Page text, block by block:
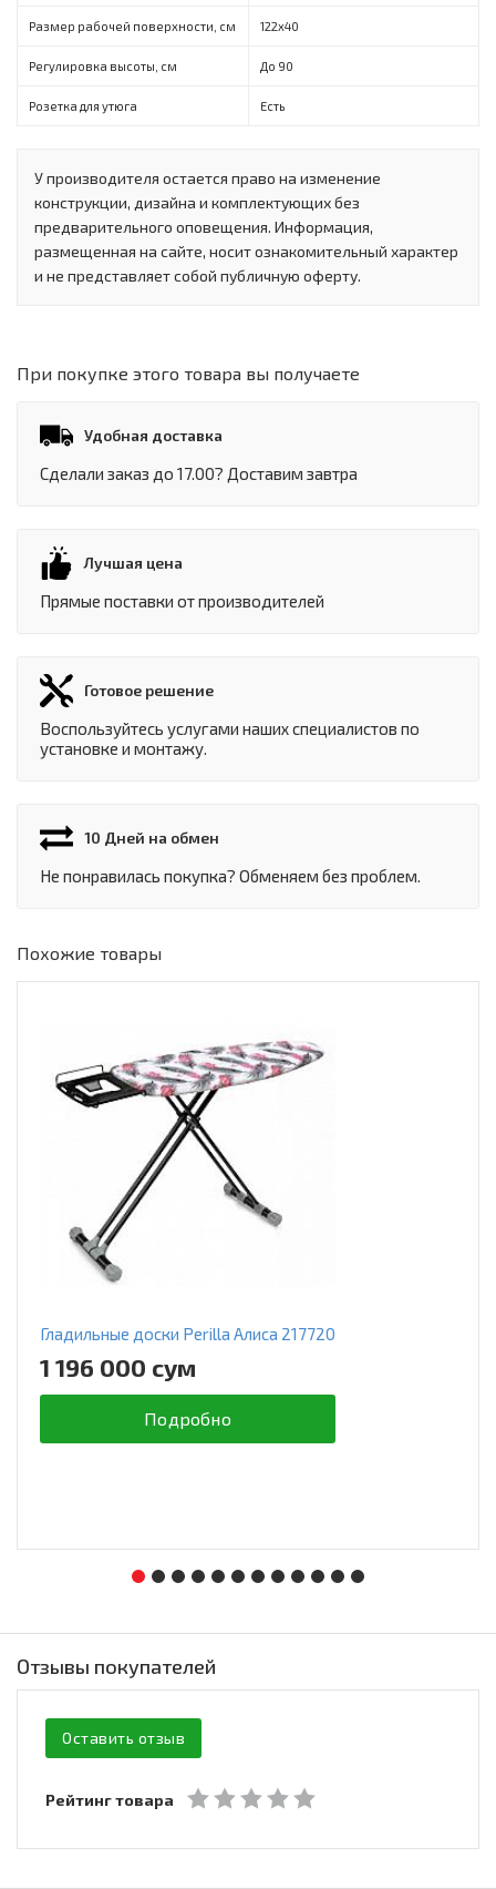
Размер рабочей поверхности, см 122х40
Регулировка высоты, см До 90
Розетка для утюга Есть
У производителя остается право на изменение
конструкции, дизайна и комплектующих без
предварительного оповещения. Информация,
размещенная на сайте, носит ознакомительный характер
и не представляет собой публичную оферту.
При покупке этого товара вы получаете
Удобная доставка
Сделали заказ до 17.00? Доставим завтра
Лучшая цена
Прямые поставки от производителей
Готовое решение
Воспользуйтесь услугами наших специалистов по
установке и монтажу.
10 Дней на обмен
Не понравилась покупка? Обменяем без проблем.
Похожие товары
Гладильные доски Perilla Алиса 217720
1 196 000 сум
Подробно
Отзывы покупателей
Оставить отзыв
Рейтинг товара